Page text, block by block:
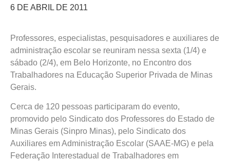
6 DE ABRIL DE 2011
Professores, especialistas, pesquisadores e auxiliares de
administração escolar se reuniram nessa sexta (1/4) e
sábado (2/4), em Belo Horizonte, no Encontro dos
Trabalhadores na Educação Superior Privada de Minas
Gerais.
Cerca de 120 pessoas participaram do evento,
promovido pelo Sindicato dos Professores do Estado de
Minas Gerais (Sinpro Minas), pelo Sindicato dos
Auxiliares em Administração Escolar (SAAE-MG) e pela
Federação Interestadual de Trabalhadores em